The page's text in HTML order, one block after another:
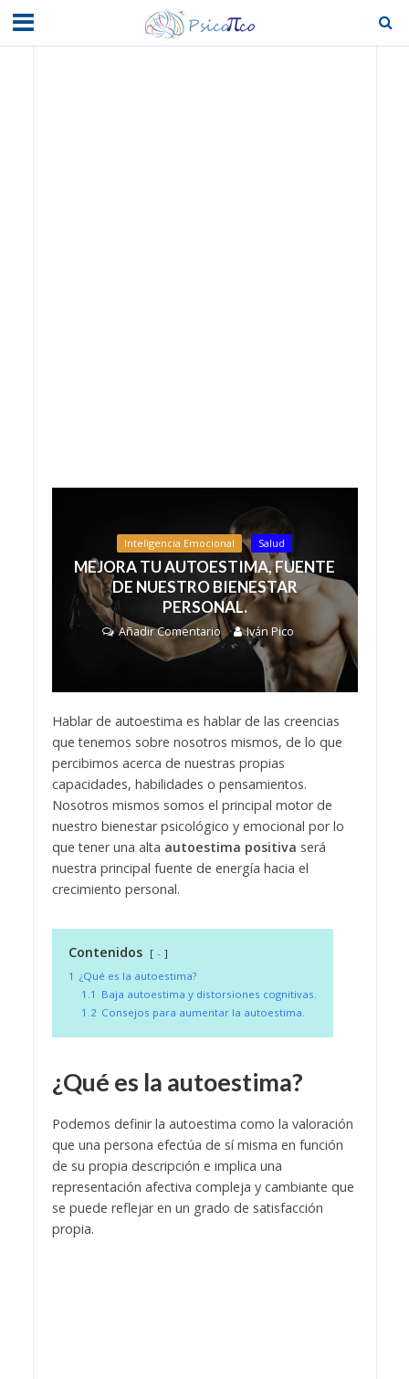
Inteligencia Emocional Salud
MEJORA TU AUTOESTIMA, FUENTE
DE NUESTRO BIENESTAR
PERSONAL.
Añadir Comentario Iván Pico
Hablar de autoestima es hablar de las creencias
que tenemos sobre nosotros mismos, de lo que
percibimos acerca de nuestras propias
capacidades, habilidades o pensamientos.
Nosotros mismos somos el principal motor de
nuestro bienestar psicológico y emocional por lo
que tener una alta autoestima positiva será
nuestra principal fuente de energía hacia el
crecimiento personal.
Contenidos
-
1 ¿Qué es la autoestima?
1.1 Baja autoestima y distorsiones cognitivas.
1.2 Consejos para aumentar la autoestima.
¿Qué es la autoestima?
Podemos definir la autoestima como la valoración
que una persona efectúa de sí misma en función
de su propia descripción e implica una
representación afectiva compleja y cambiante que
se puede reflejar en un grado de satisfacción
propia.